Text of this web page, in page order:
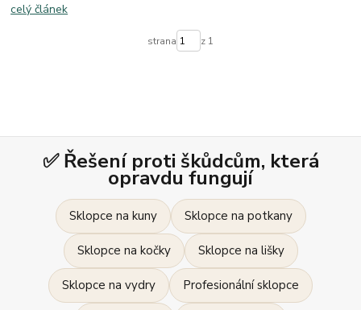
celý článek
strana z 1
✅ Řešení proti škůdcům, která
opravdu fungují
Sklopce na kuny Sklopce na potkany
Sklopce na kočky Sklopce na lišky
Sklopce na vydry Profesionální sklopce